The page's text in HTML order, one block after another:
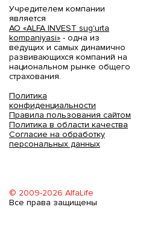
Учредителем компании
является
АО «ALFA INVEST sug'urta
kompaniyasi» - одна из
ведущих и самых динамично
развивающихся компаний на
национальном рынке общего
страхования.
Политика
конфиденциальности
Правила пользования сайтом
Политика в области качества
Согласие на обработку
персональных данных
© 2009-2026 AlfaLife
Все права защищены